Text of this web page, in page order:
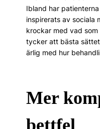
Ibland har
inspirerats av sociala
krockar med vad
tycker att bästa
ärlig med hur
Mer
bettfel